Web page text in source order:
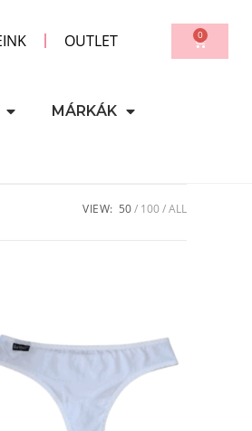
OUTLET 0
MÁRKÁK
VIEW: 50 100 ALL